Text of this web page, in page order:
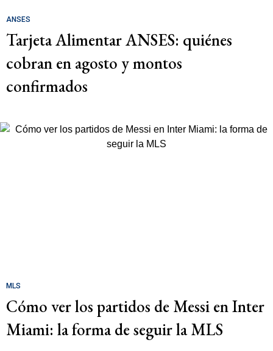
ANSES
Tarjeta Alimentar ANSES: quiénes
cobran en agosto y montos
confirmados
MLS
Cómo ver los partidos de Messi en Inter
Miami: la forma de seguir la MLS